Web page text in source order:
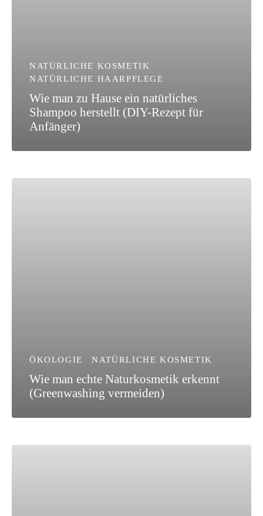
NATÜRLICHE KOSMETIK
NATÜRLICHE HAARPFLEGE
Wie man zu Hause ein natürliches
Shampoo herstellt (DIY-Rezept für
Anfänger)
ÖKOLOGIE NATÜRLICHE KOSMETIK
Wie man echte Naturkosmetik erkennt
(Greenwashing vermeiden)